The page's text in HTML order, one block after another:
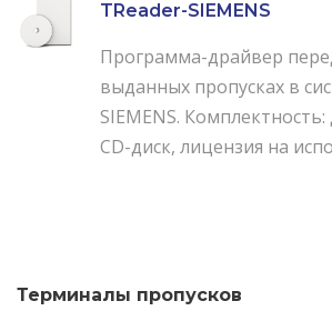
TReader-SIEMENS
Программа-драйвер
выданных пропусках в
SIEMENS.
CD-диск, лицензия на
Терминалы пропусков